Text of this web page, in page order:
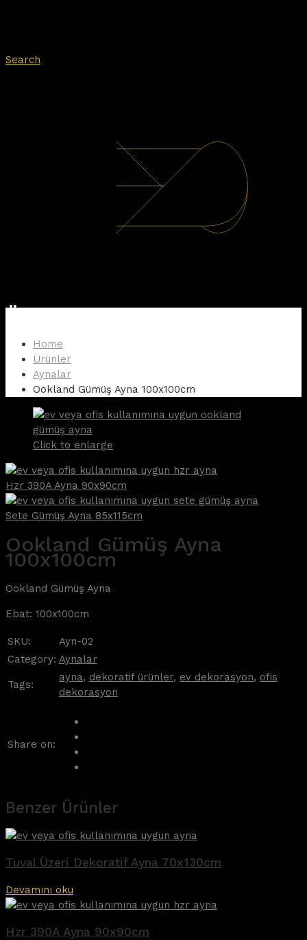
Search
Ürünler
Home
Ürünler
Aynalar
Ookland Gümüş Ayna 100x100cm
Click to enlarge
Hzr 390A Ayna 90x90cm
Sete Gümüş Ayna 85x115cm
Ookland Gümüş Ayna
100x100cm
Ookland Gümüş Ayna
Ebat: 100x100cm
SKU:
Ayn-02
Category: Aynalar
Tags:
ayna, dekoratif ürünler, ev dekorasyon, ofis
dekorasyon
Share on:
Benzer Ürünler
Tuval Üzeri Dekoratif Ayna 70x130cm
Devamını oku
Hzr 390A Ayna 90x90cm